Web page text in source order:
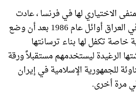
الاختياري لها في فرنسا ، عادت
منظمة "خلق" لتستقر في العراق أوائل عام 1986 بعد أن وضع
خاصة تكفل لها بناء ترسانتها
الرغيدة ليستخدمهم مستقبلاً ورقة
للجمهورية الإسلامية في إيران
مرة أخرى.